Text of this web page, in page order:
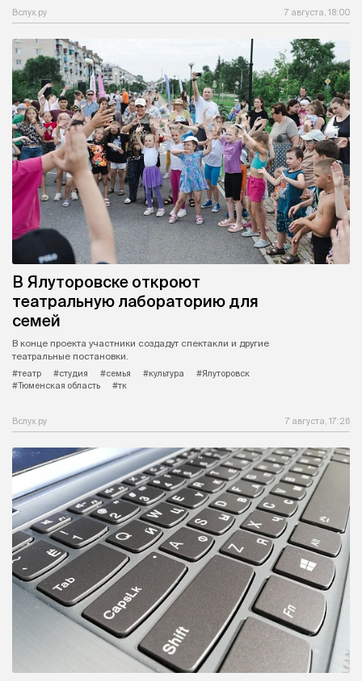
Вслух.ру 7 августа, 18:00
В Ялуторовске откроют
театральную лабораторию для
семей
В конце проекта участники создадут спектакли и другие
театральные постановки.
#театр
#студия #семья #культура
#Ялуторовск
#Тюменская область
#тк
Вслух.ру 7 августа, 17:26